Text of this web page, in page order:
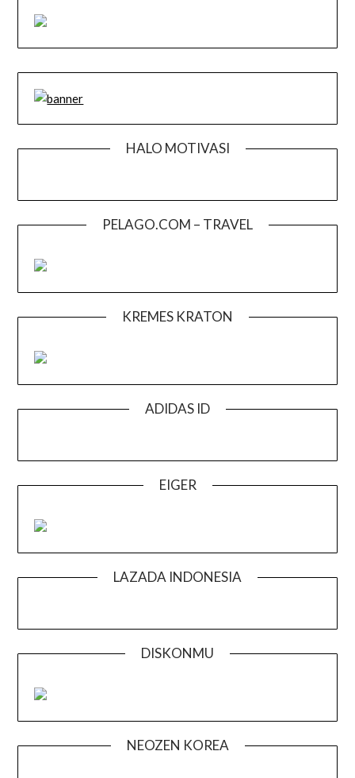
HALO MOTIVASI
PELAGO.COM – TRAVEL
KREMES KRATON
ADIDAS ID
EIGER
LAZADA INDONESIA
DISKONMU
NEOZEN KOREA